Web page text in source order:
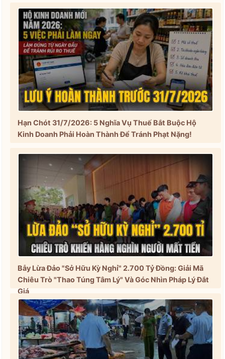
Hạn Chót 31/7/2026: 5 Nghĩa Vụ Thuế Bắt Buộc Hộ
Kinh Doanh Phải Hoàn Thành Để Tránh Phạt Nặng!
Bẫy Lừa Đảo "Sở Hữu Kỳ Nghỉ" 2.700 Tỷ Đồng: Giải Mã
Chiêu Trò "Thao Túng Tâm Lý" Và Góc Nhìn Pháp Lý Đắt
Giá